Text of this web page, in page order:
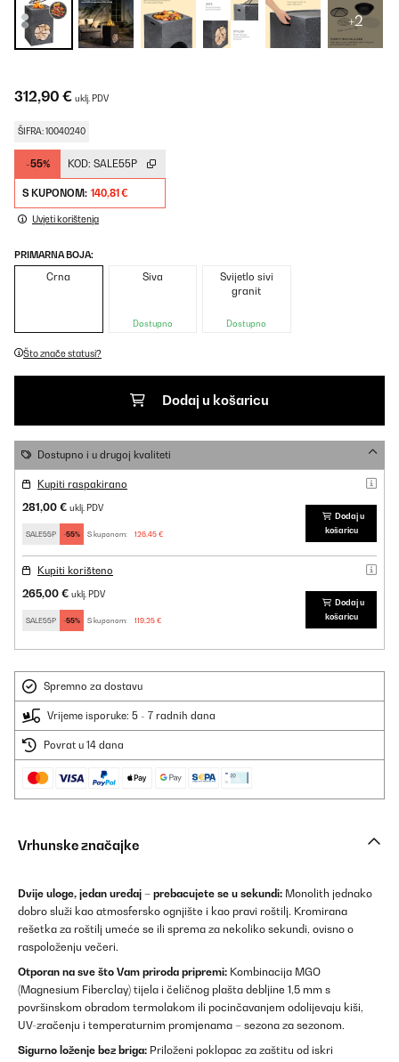
+2
312,90 € uklj. PDV
ŠIFRA: 10040240
-55% KOD: SALE55P
S KUPONOM: 140,81 €
Uvjeti korištenja
PRIMARNA BOJA:
Crna Siva
Dostupno
Svijetlo sivi
granit
Dostupno
Što znače statusi?
Dodaj u košaricu
Dostupno i u drugoj kvaliteti
Kupiti raspakirano
281,00 € uklj. PDV
SALE55P -55% S kuponom: 126,45 €
Dodaj u
košaricu
Kupiti korišteno
265,00 € uklj. PDV
SALE55P -55% S kuponom: 119,25 €
Dodaj u
košaricu
Spremno za dostavu
Vrijeme isporuke: 5 - 7 radnih dana
Povrat u 14 dana
Vrhunske značajke
Dvije uloge, jedan uređaj – prebacujete se u sekundi: Monolith jednako
dobro služi kao atmosfersko ognjište i kao pravi roštilj. Kromirana
rešetka za roštilj umeće se ili sprema za nekoliko sekundi, ovisno o
raspoloženju večeri.
Otporan na sve što Vam priroda pripremi: Kombinacija MGO
(Magnesium Fiberclay) tijela i čeličnog plašta debljine 1,5 mm s
površinskom obradom termolakom ili pocinčavanjem odolijevaju kiši,
UV-zračenju i temperaturnim promjenama – sezona za sezonom.
Sigurno loženje bez briga: Priloženi poklopac za zaštitu od iskri